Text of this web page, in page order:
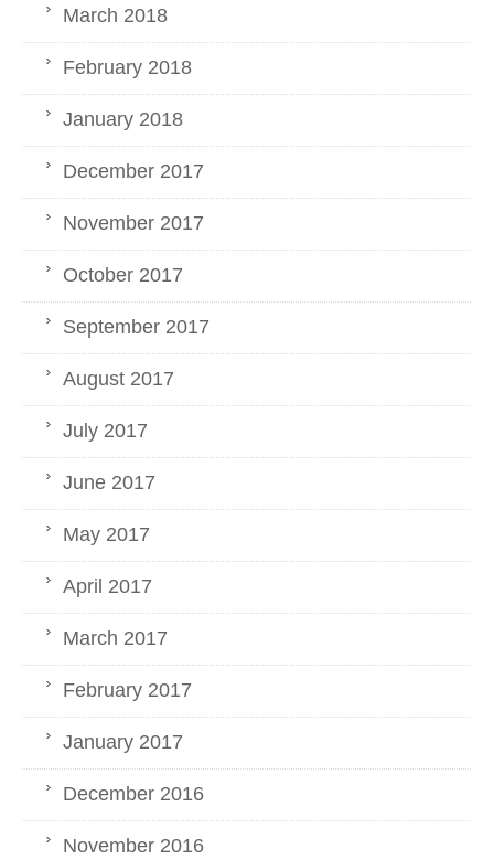
March 2018
February 2018
January 2018
December 2017
November 2017
October 2017
September 2017
August 2017
July 2017
June 2017
May 2017
April 2017
March 2017
February 2017
January 2017
December 2016
November 2016